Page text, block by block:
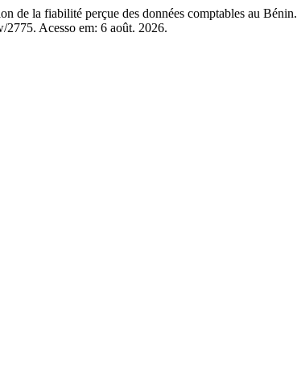
la fiabilité perçue des données comptables au Bénin.
Acesso em: 6 août. 2026.